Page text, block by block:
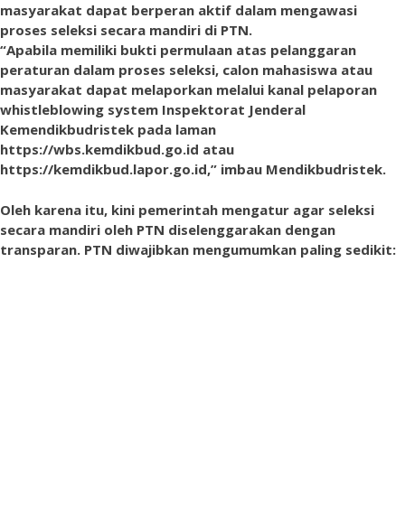
masyarakat dapat berperan aktif dalam mengawasi
proses seleksi secara mandiri di PTN.
“Apabila memiliki bukti permulaan atas pelanggaran
peraturan dalam proses seleksi, calon mahasiswa atau
masyarakat dapat melaporkan melalui kanal pelaporan
whistleblowing system Inspektorat Jenderal
Kemendikbudristek pada laman
https://wbs.kemdikbud.go.id atau
https://kemdikbud.lapor.go.id,” imbau Mendikbudristek.
Oleh karena itu, kini pemerintah mengatur agar seleksi
secara mandiri oleh PTN diselenggarakan dengan
transparan. PTN diwajibkan mengumumkan paling sedikit: